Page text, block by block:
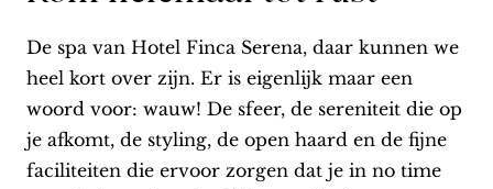
De spa van Hotel Finca Serena, daar kunnen we
heel kort over zijn. Er is eigenlijk maar een
woord voor: wauw! De sfeer, de sereniteit die op
je afkomt, de styling, de open haard en de fijne
faciliteiten die ervoor zorgen dat je in no time